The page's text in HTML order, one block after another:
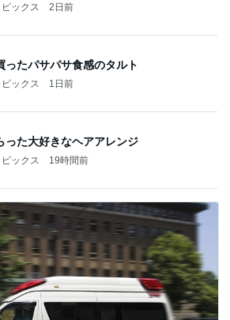
ックス 2日前
ったパサパサ食感のタルト
ックス 1日前
った大好きなヘアアレンジ
ックス 19時間前